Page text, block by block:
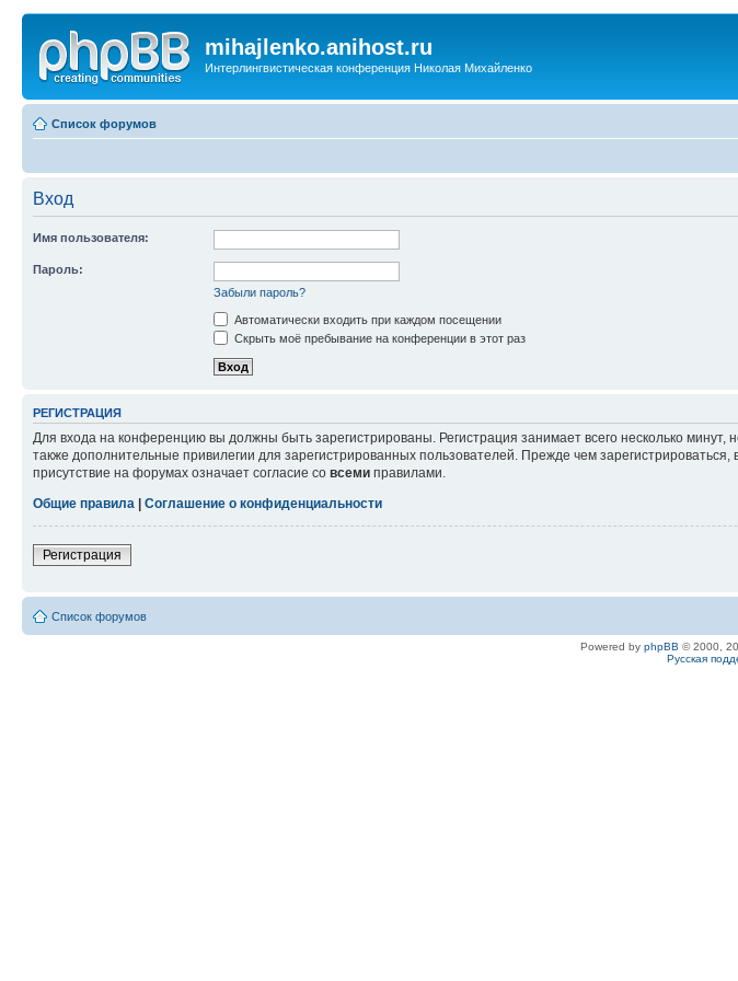
mihajlenko.anihost.ru
Интерлингвистическая конференция Николая Михайленко
Список форумов
Вход
Имя пользователя:
Пароль:
Забыли пароль?
Автоматически входить при каждом посещении
Скрыть моё пребывание на конференции в этот раз
РЕГИСТРАЦИЯ
Для входа на конференцию вы должны быть зарегистрированы. Регистрация занимает всего несколько
также дополнительные привилегии для зарегистрированных пользователей. Прежде чем
присутствие на форумах означает согласие со всеми правилами.
Общие правила
Соглашение о конфиденциальности
Регистрация
Список форумов
Powered by phpBB © 2000,
Русская